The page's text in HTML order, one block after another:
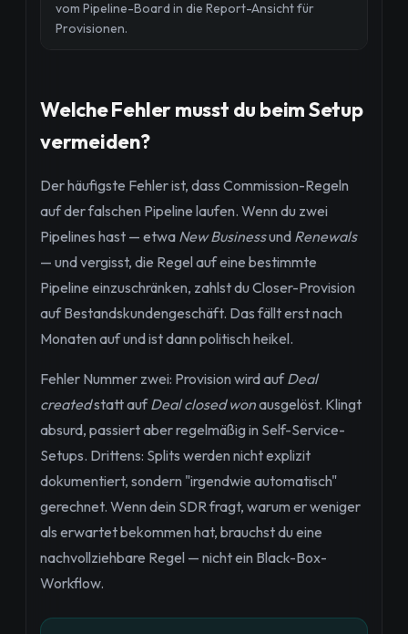
vom Pipeline-Board in die Report-Ansicht für
Provisionen.
Welche Fehler musst du beim Setup
vermeiden?
Der häufigste Fehler ist, dass Commission-Regeln
auf der falschen Pipeline laufen. Wenn du zwei
Pipelines hast — etwa New Businessund Renewals
— und vergisst, die Regel auf eine bestimmte
Pipeline einzuschränken, zahlst du Closer-Provision
auf Bestandskundengeschäft. Das fällt erst nach
Monaten auf und ist dann politisch heikel.
Fehler Nummer zwei: Provision wird aufDeal
createdstatt aufDeal closed wonausgelöst. Klingt
absurd, passiert aber regelmäßig in Self-Service-
Setups. Drittens: Splits werden nicht explizit
dokumentiert, sondern "irgendwie automatisch"
gerechnet. Wenn dein SDR fragt, warum er weniger
als erwartet bekommen hat, brauchst du eine
nachvollziehbare Regel — nicht ein Black-Box-
Workflow.